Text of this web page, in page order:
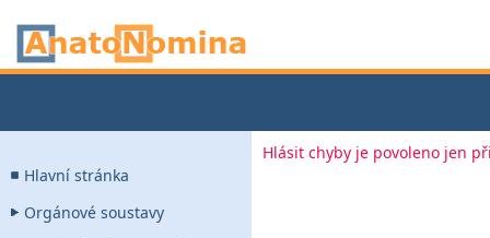
Hlavní stránka
Orgánové soustavy
Hlásit chyby je povoleno jen